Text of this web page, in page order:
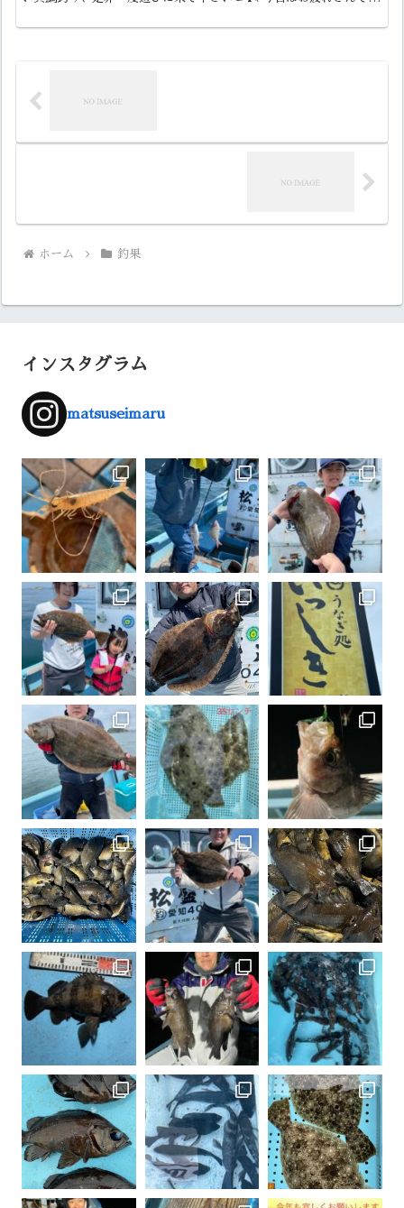
ホーム 釣果
インスタグラム
matsuseimaru